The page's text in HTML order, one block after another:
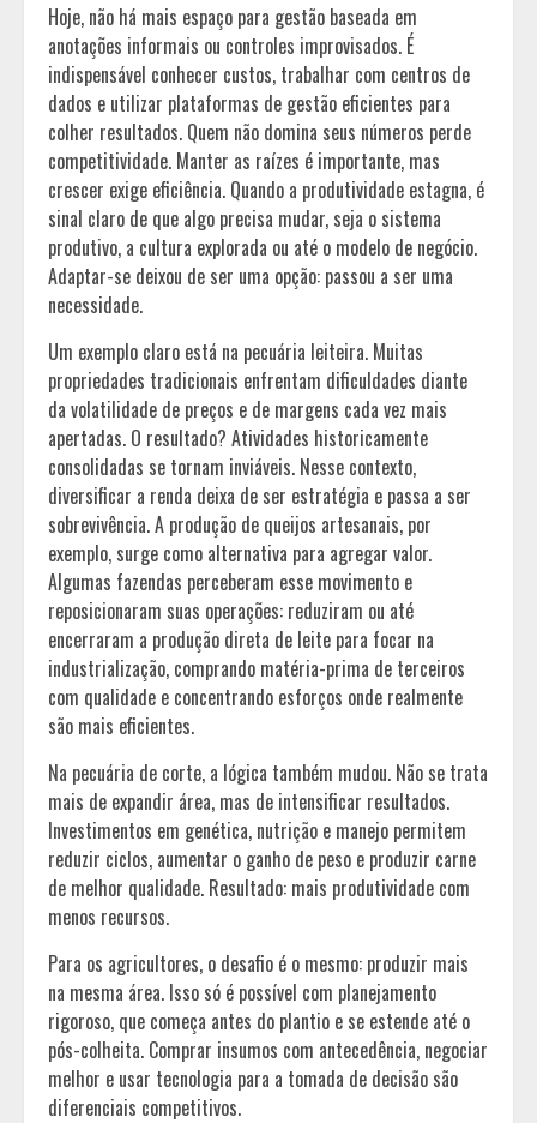
Hoje, não há mais espaço para gestão baseada em
anotações informais ou controles improvisados. É
indispensável conhecer custos, trabalhar com centros de
dados e utilizar plataformas de gestão eficientes para
colher resultados. Quem não domina seus números perde
competitividade. Manter as raízes é importante, mas
crescer exige eficiência. Quando a produtividade estagna, é
sinal claro de que algo precisa mudar, seja o sistema
produtivo, a cultura explorada ou até o modelo de negócio.
Adaptar-se deixou de ser uma opção: passou a ser uma
necessidade.
Um exemplo claro está na pecuária leiteira. Muitas
propriedades tradicionais enfrentam dificuldades diante
da volatilidade de preços e de margens cada vez mais
apertadas. O resultado? Atividades historicamente
consolidadas se tornam inviáveis. Nesse contexto,
diversificar a renda deixa de ser estratégia e passa a ser
sobrevivência. A produção de queijos artesanais, por
exemplo, surge como alternativa para agregar valor.
Algumas fazendas perceberam esse movimento e
reposicionaram suas operações: reduziram ou até
encerraram a produção direta de leite para focar na
industrialização, comprando matéria-prima de terceiros
com qualidade e concentrando esforços onde realmente
são mais eficientes.
Na pecuária de corte, a lógica também mudou. Não se trata
mais de expandir área, mas de intensificar resultados.
Investimentos em genética, nutrição e manejo permitem
reduzir ciclos, aumentar o ganho de peso e produzir carne
de melhor qualidade. Resultado: mais produtividade com
menos recursos.
Para os agricultores, o desafio é o mesmo: produzir mais
na mesma área. Isso só é possível com planejamento
rigoroso, que começa antes do plantio e se estende até o
pós-colheita. Comprar insumos com antecedência, negociar
melhor e usar tecnologia para a tomada de decisão são
diferenciais competitivos.